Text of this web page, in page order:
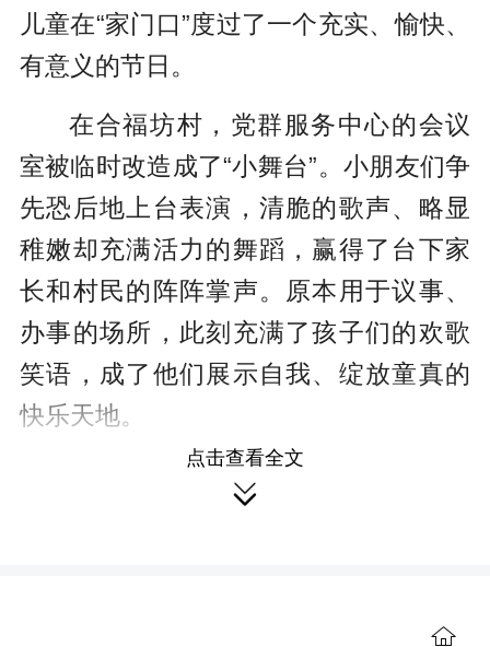
儿童在“家门口”度过了一个充实、愉快、
有意义的节日。
在合福坊村，党群服务中心的会议
室被临时改造成了“小舞台”。小朋友们争
先恐后地上台表演，清脆的歌声、略显
稚嫩却充满活力的舞蹈，赢得了台下家
长和村民的阵阵掌声。原本用于议事、
办事的场所，此刻充满了孩子们的欢歌
笑语，成了他们展示自我、绽放童真的
快乐天地。
点击查看全文
